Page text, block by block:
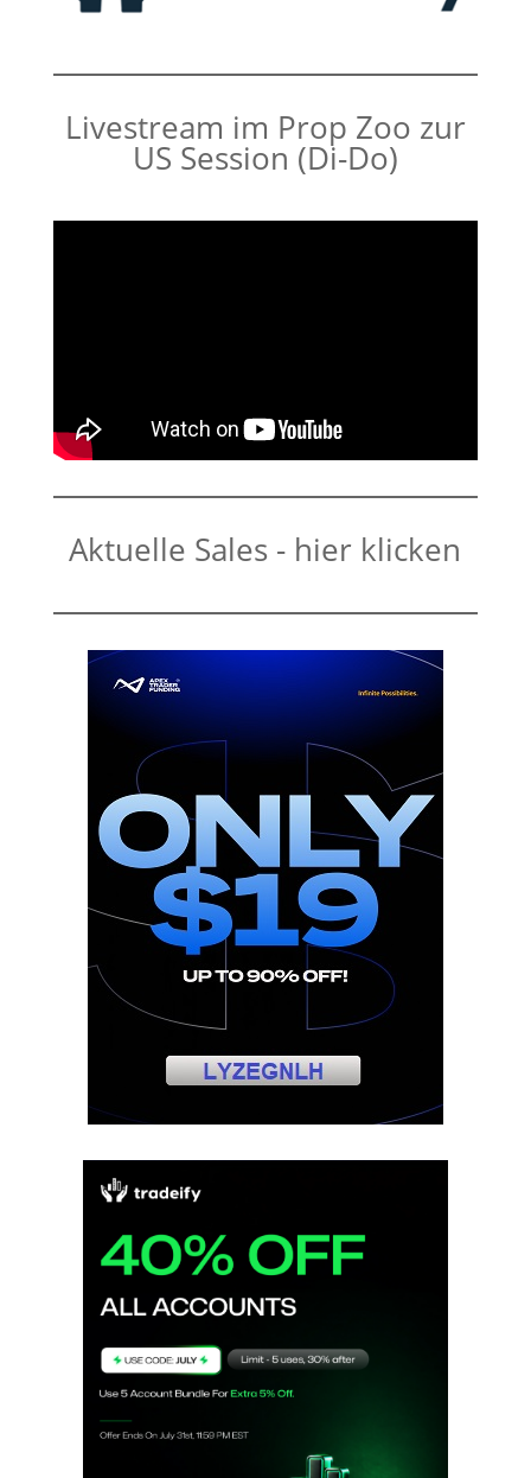
Livestream im Prop Zoo zur
US Session (Di-Do)
Aktuelle Sales - hier klicken